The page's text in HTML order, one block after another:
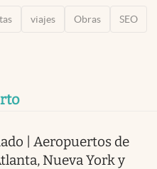
viajes Obras SEO
| Aeropuertos de
Nueva York y